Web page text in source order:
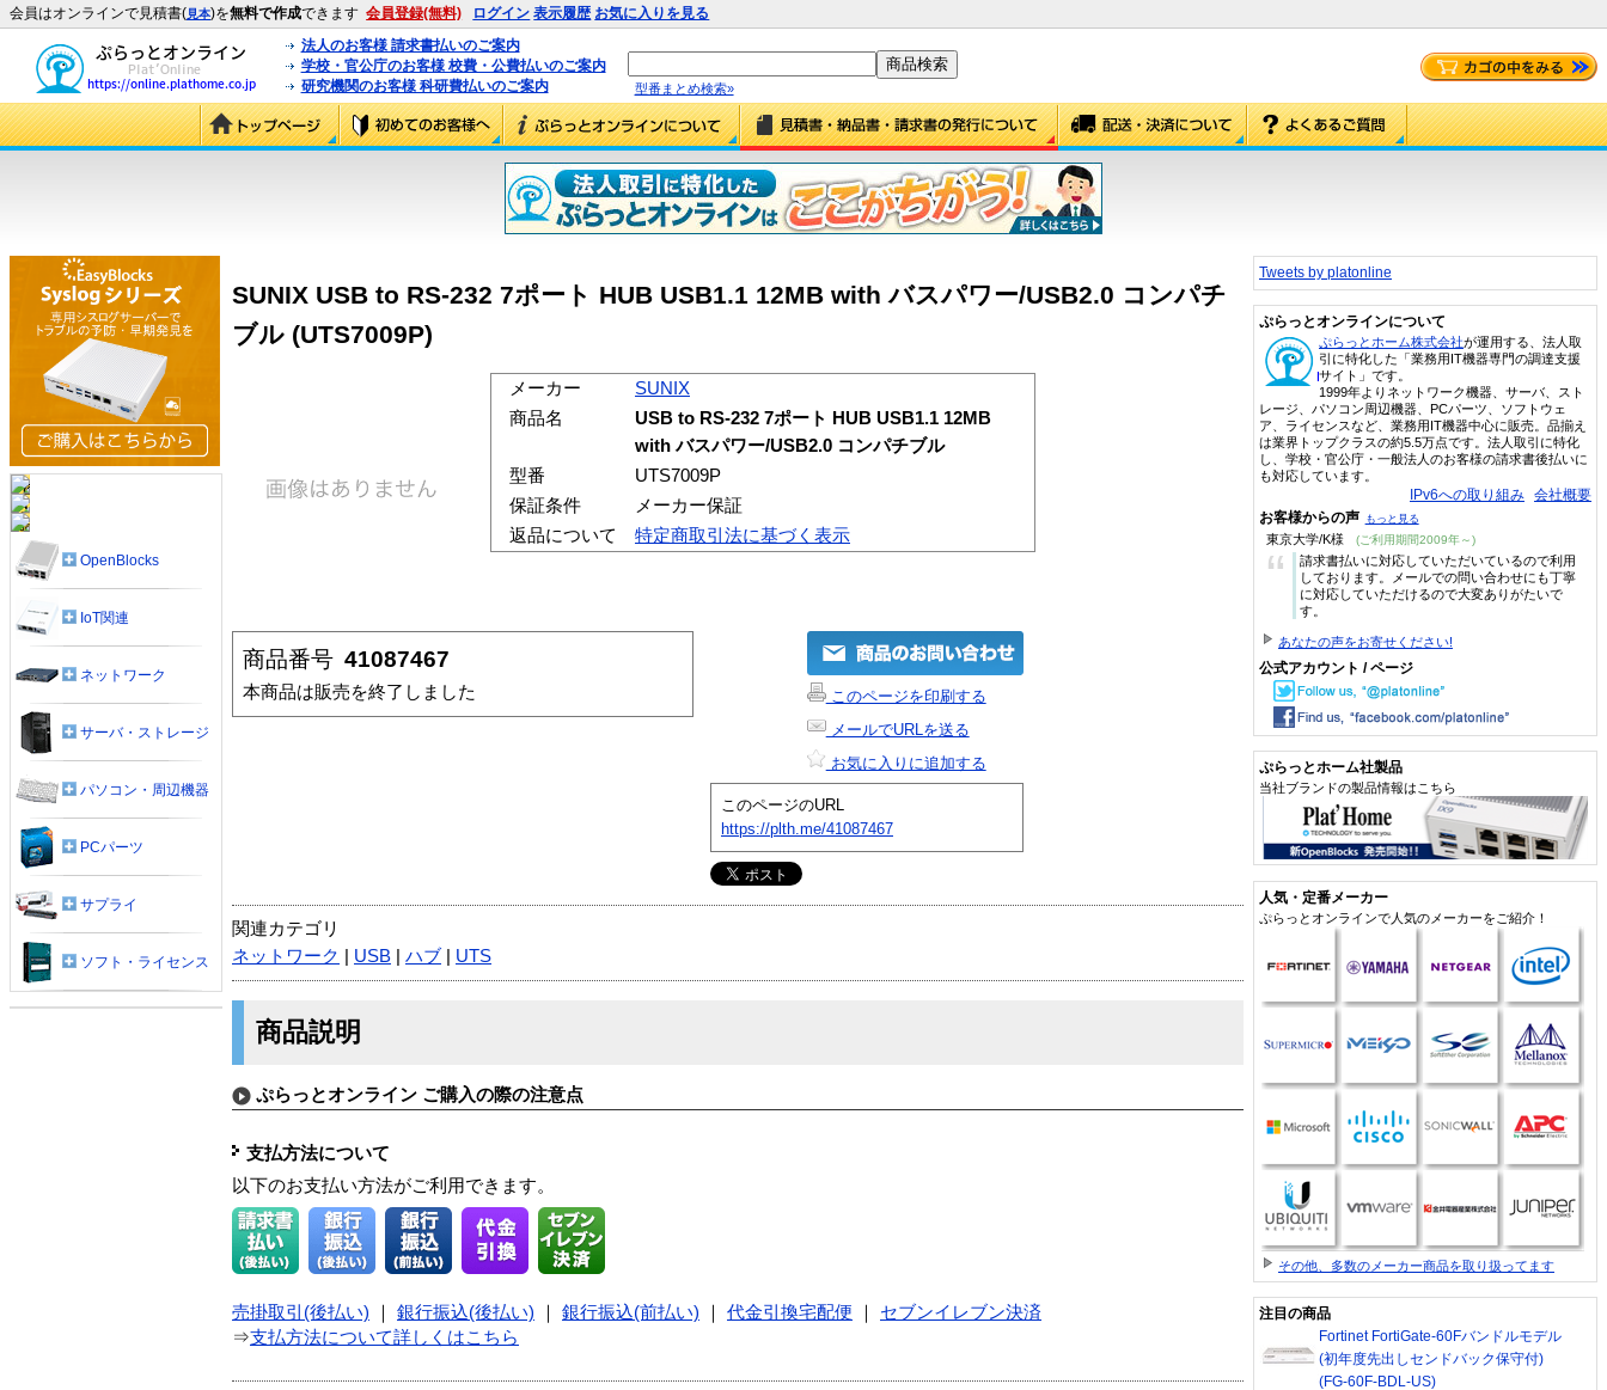
会員はオンラインで見積書(見本)を無料で作成できます 会員登録(無料) ログイン 表示履歴 お気に入りを見る
法人のお客様 請求書払いのご案内
学校・官公庁のお客様 校費・公費払いのご案内
研究機関のお客様 科研費払いのご案内
型番まとめ検索»
SUNIX USB to RS-232 7ポート HUB USB1.1 12MB with バスパワー/USB2.0 コンパチ
ブル (UTS7009P)
メーカー
SUNIX
商品名
USB to RS-232 7ポート HUB USB1.1 12MB
with バスパワー/USB2.0 コンパチブル
型番
UTS7009P
保証条件
メーカー保証
返品について
特定商取引法に基づく表示
商品番号 41087467
本商品は販売を終了しました
このページを印刷する
メールでURLを送る
お気に入りに追加する
このページのURL
https://plth.me/41087467
関連カテゴリ
ネットワーク
USB ハブ UTS
商品説明
ぷらっとオンライン ご購入の際の注意点
支払方法について
以下のお支払い方法がご利用できます。
売掛取引(後払い) 銀行振込(後払い) 銀行振込(前払い) 代金引換宅配便
セブンイレブン決済
⇒支払方法について詳しくはこちら
OpenBlocks
IoT関連
ネットワーク
サーバ・ストレージ
パソコン・周辺機器
PCパーツ
サプライ
ソフト・ライセンス
Tweets by platonline
ぷらっとオンラインについて
ぷらっとホーム株式会社が運用する、法人取
引に特化した「業務用IT機器専門の調達支援
サイト」です。
1999年よりネットワーク機器、サーバ、スト
レージ、パソコン周辺機器、PCパーツ、ソフトウェ
ア、ライセンスなど、業務用IT機器中心に販売。品揃え
は業界トップクラスの約5.5万点です。法人取引に特化
し、学校・官公庁・一般法人のお客様の請求書後払いに
も対応しています。
IPv6への取り組み 会社概要
お客様からの声 もっと見る
東京大学/K様 (ご利用期間2009年～)
“
請求書払いに対応していただいているので利用
しております。メールでの問い合わせにも丁寧
に対応していただけるので大変ありがたいで
す。
あなたの声をお寄せください!
公式アカウント / ページ
ぷらっとホーム社製品
当社ブランドの製品情報はこちら
人気・定番メーカー
ぷらっとオンラインで人気のメーカーをご紹介！
その他、多数のメーカー商品を取り扱ってます
注目の商品
Fortinet FortiGate-60Fバンドルモデル
(初年度先出しセンドバック保守付)
(FG-60F-BDL-US)